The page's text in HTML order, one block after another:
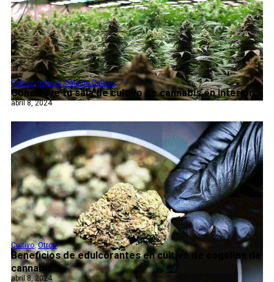
Construye tu sala de cultivo de cannabis en interior...
Cultivo ,Interior,Sala de Cultivo
abril 8, 2024
Beneficios de edulcorantes en cultivo de cogollos de
cannabis...
Cultivo,Otros
abril 8, 2024